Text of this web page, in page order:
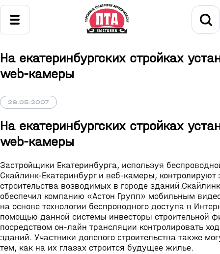
На екатеринбургских стройках
web-камеры
28.05.2007
На екатеринбургских стройках
web-камеры
Застройщики Екатеринбурга, используя
Скайлинк-Екатеринбург и веб-камеры, контролируют
строительства возводимых в городе
обеспечил компанию «Астон Групп» мобильным
на основе технологии беспроводного доступа в
помощью данной системы инвесторы строительной
посредством он-лайн трансляции контролировать
зданий. Участники долевого строительства также
тем, как на их глазах строится будущее жилье.